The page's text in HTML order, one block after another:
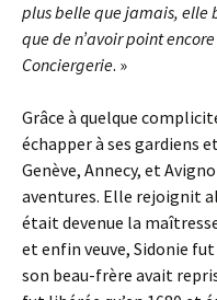
plus belle que jamais, elle
que de n’avoir point
Conciergerie. »
Grâce à quelque
échapper à ses gardiens
Genève, Annecy, et
aventures. Elle rejoignit
était devenue la
et enfin veuve, Sidonie
son beau-frère avait